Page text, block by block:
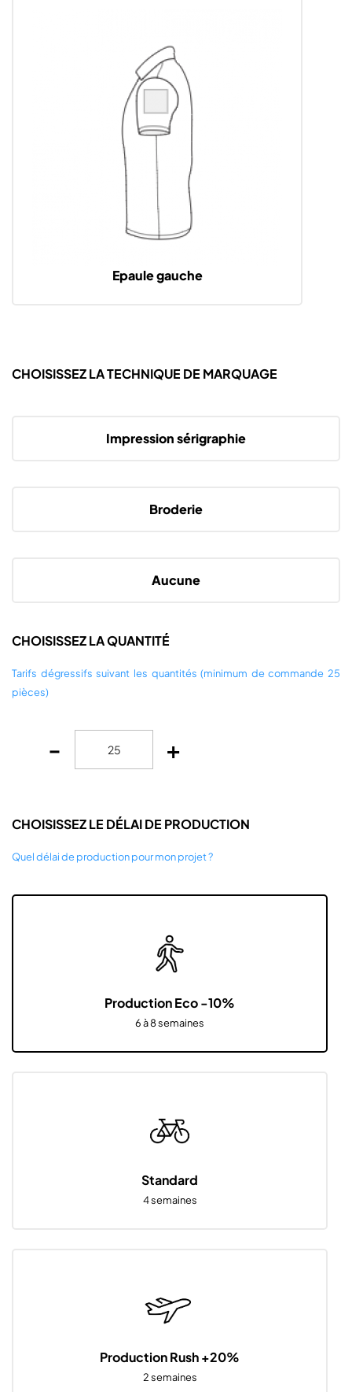
Epaule gauche
CHOISISSEZ LA TECHNIQUE DE MARQUAGE
Impression sérigraphie
Broderie
Aucune
CHOISISSEZ LA QUANTITÉ
Tarifs dégressifs suivant les quantités (minimum de commande 25
pièces)
- +
CHOISISSEZ LE DÉLAI DE PRODUCTION
Quel délai de production pour mon projet ?
Production Eco -10%
6 à 8 semaines
Standard
4 semaines
Production Rush +20%
2 semaines